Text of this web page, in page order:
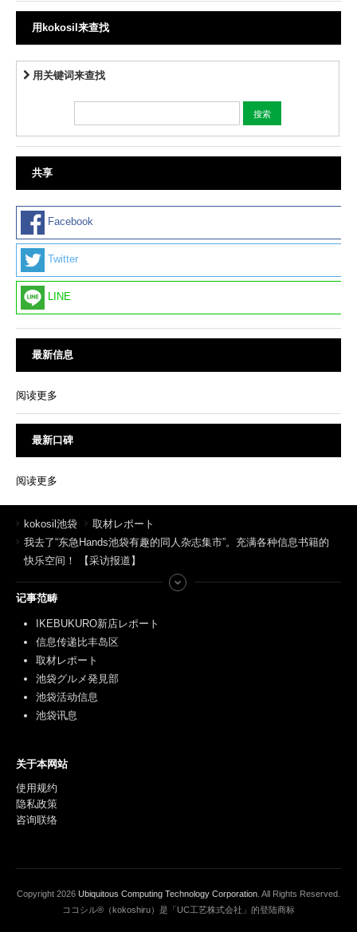
用kokosil来查找
用关键词来查找
共享
Facebook
Twitter
LINE
最新信息
阅读更多
最新口碑
阅读更多
kokosil池袋
取材レポート
我去了“东急Hands池袋有趣的同人杂志集市”。充满各种信息书籍的
快乐空间！ 【采访报道】
记事范畴
IKEBUKURO新店レポート
信息传递比丰岛区
取材レポート
池袋グルメ発見部
池袋活动信息
池袋讯息
关于本网站
使用规约
隐私政策
咨询联络
Copyright 2026 Ubiquitous Computing Technology Corporation . All Rights Reserved.
ココシル®（kokoshiru）是「UC工艺株式会社」的登陆商标